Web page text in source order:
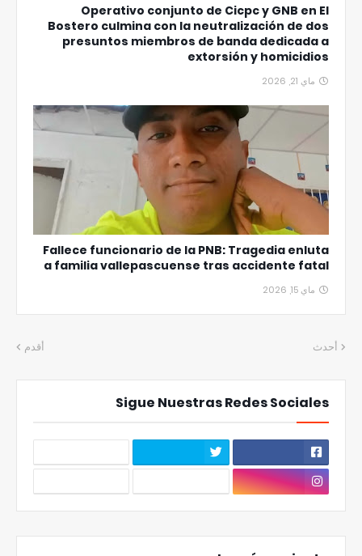
Operativo conjunto de Cicpc y GNB en El
Bostero culmina con la neutralización de dos
presuntos miembros de banda dedicada a
extorsión y homicidios
ماي 21, 2026
Fallece funcionario de la PNB: Tragedia enluta
a familia vallepascuense tras accidente fatal
ماي 15, 2026
أحدث أقدم
Sigue Nuestras Redes Sociales